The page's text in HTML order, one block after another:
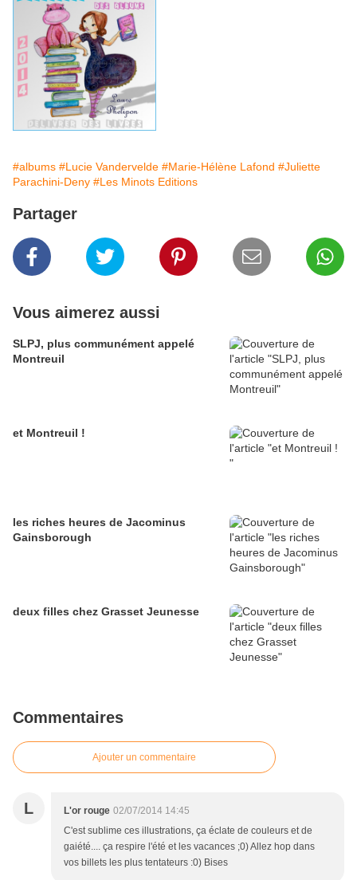
#albums #Lucie Vandervelde #Marie-Hélène Lafond #Juliette
Parachini-Deny #Les Minots Editions
Partager
Vous aimerez aussi
SLPJ, plus communément appelé
Montreuil
et Montreuil !
les riches heures de Jacominus
Gainsborough
deux filles chez Grasset Jeunesse
Commentaires
Ajouter un commentaire
L L'or rouge 02/07/2014 14:45
C'est sublime ces illustrations, ça éclate de couleurs et de
gaiété.... ça respire l'été et les vacances ;0) Allez hop dans
vos billets les plus tentateurs :0) Bises